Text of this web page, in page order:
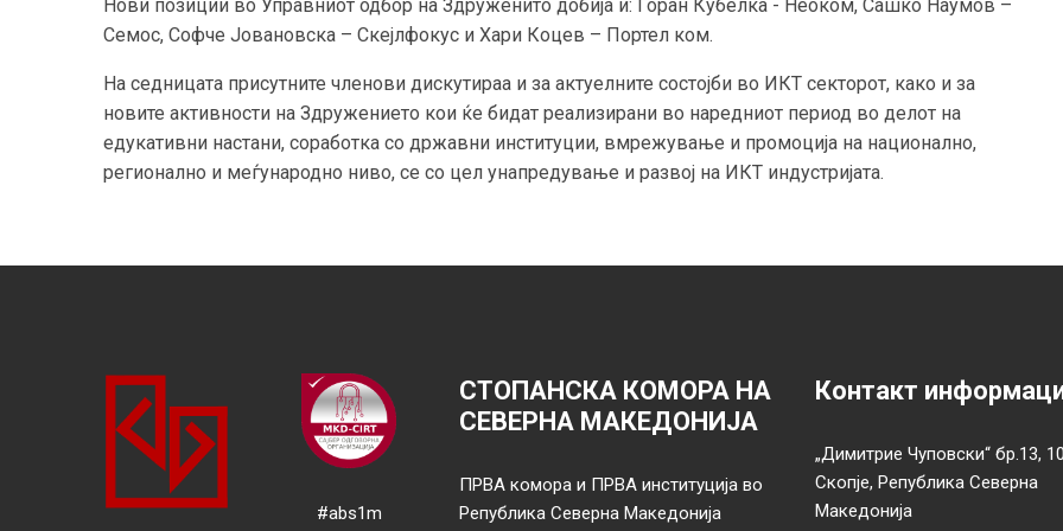
Нови позиции во Управниот одбор на Здруженито добија и: Горан Кубелка - Неоком, Сашко Наумов –
Семос, Софче Јовановска – Скејлфокус и Хари Коцев – Портел ком.
На седницата присутните членови дискутираа и за актуелните состојби во ИКТ секторот, како и за
новите активности на Здружението кои ќе бидат реализирани во наредниот период во делот на
едукативни настани, соработка со државни институции, вмрежување и промоција на национално,
регионално и меѓународно ниво, се со цел унапредување и развој на ИКТ индустријата.
#abs1m
СТОПАНСКА КОМОРА НА
СЕВЕРНА МАКЕДОНИЈА
ПРВА комора и ПРВА институција во
Република Северна Македонија
Контакт
„Димитрие Чуповски“ бр.13,
Скопје, Република Северна
Македонија